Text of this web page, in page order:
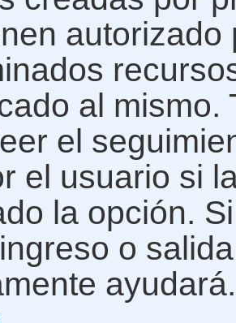
autorizado
al mismo.
el
el usuario si
la opción.
o
ayudará.